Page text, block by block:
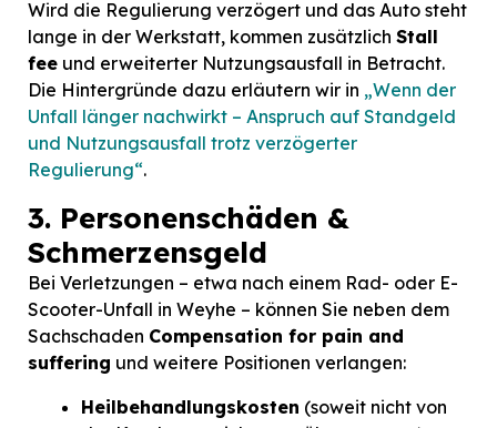
Wird die Regulierung verzögert und das Auto steht
lange in der Werkstatt, kommen zusätzlich Stall
fee und erweiterter Nutzungsausfall in Betracht.
Die Hintergründe dazu erläutern wir in „Wenn der
Unfall länger nachwirkt – Anspruch auf Standgeld
und Nutzungsausfall trotz verzögerter
Regulierung“.
3. Personenschäden &
Schmerzensgeld
Bei Verletzungen – etwa nach einem Rad- oder E-
Scooter-Unfall in Weyhe – können Sie neben dem
Sachschaden Compensation for pain and
suffering und weitere Positionen verlangen:
Heilbehandlungskosten (soweit nicht von